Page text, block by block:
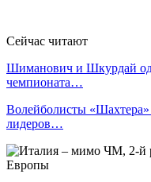
Сейчас читают
Шиманович и Шкурдай
чемпионата…
Волейболисты
лидеров…